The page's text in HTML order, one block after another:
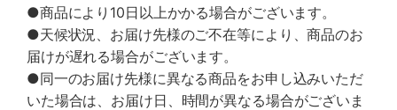
●商品により10日以上かかる場合がございます。
●天候状況、お届け先様のご不在等により、商品のお
届けが遅れる場合がございます。
●同一のお届け先様に異なる商品をお申し込みいただ
いた場合は、お届け日、時間が異なる場合がございま